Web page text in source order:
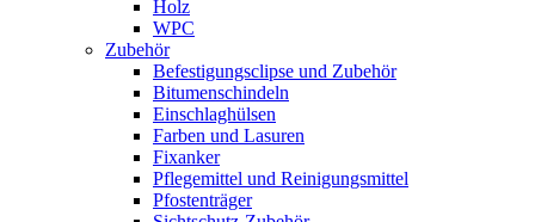
Holz
WPC
Zubehör
Befestigungsclipse und Zubehör
Bitumenschindeln
Einschlaghülsen
Farben und Lasuren
Fixanker
Pflegemittel und Reinigungsmittel
Pfostenträger